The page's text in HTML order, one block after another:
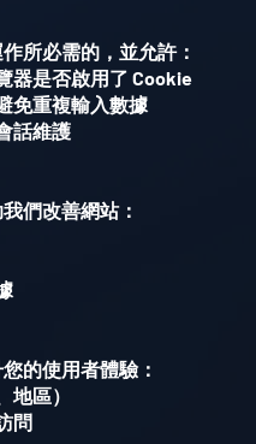
所必需的，並允許：
器是否啟用了 Cookie
免重複輸入數據
話維護
們改善網站：
的使用者體驗：
區）
問